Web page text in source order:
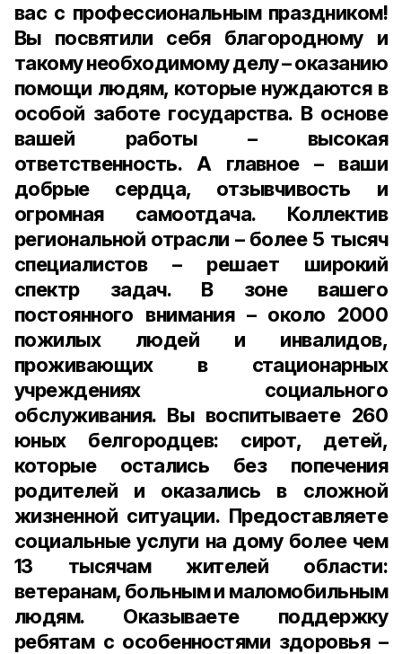
вас с профессиональным праздником!
Вы посвятили себя благородному и
такому необходимому делу – оказанию
помощи людям, которые нуждаются в
особой заботе государства. В основе
вашей работы – высокая
ответственность. А главное – ваши
добрые сердца, отзывчивость и
огромная самоотдача. Коллектив
региональной отрасли – более 5 тысяч
специалистов – решает широкий
спектр задач. В зоне вашего
постоянного внимания – около 2000
пожилых людей и инвалидов,
проживающих в стационарных
учреждениях социального
обслуживания. Вы воспитываете 260
юных белгородцев: сирот, детей,
которые остались без попечения
родителей и оказались в сложной
жизненной ситуации. Предоставляете
социальные услуги на дому более чем
13 тысячам жителей области:
ветеранам, больным и маломобильным
людям. Оказываете поддержку
ребятам с особенностями здоровья –